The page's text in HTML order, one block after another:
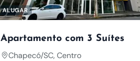
ALUGAR
Apartamento com 3 Suítes
Chapecó/SC, Centro